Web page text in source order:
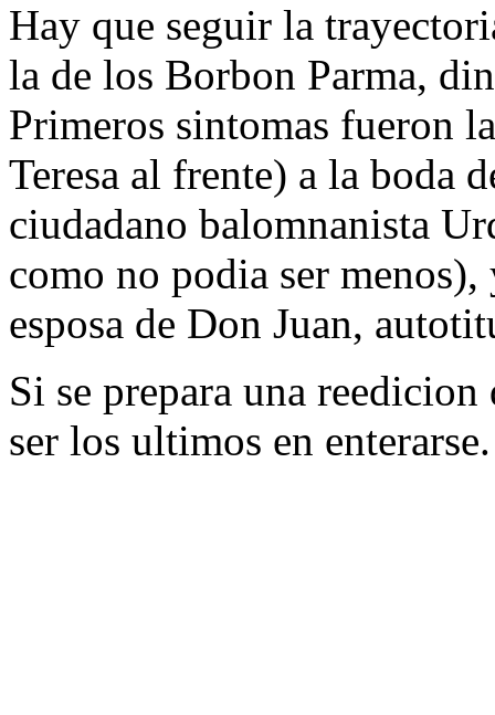
Hay que seguir la
la de los Borbon Parma,
Primeros sintomas fueron
Teresa al frente) a la boda
ciudadano balomnanista
como no podia ser
esposa de Don Juan,
Si se prepara una
ser los ultimos en enterarse.